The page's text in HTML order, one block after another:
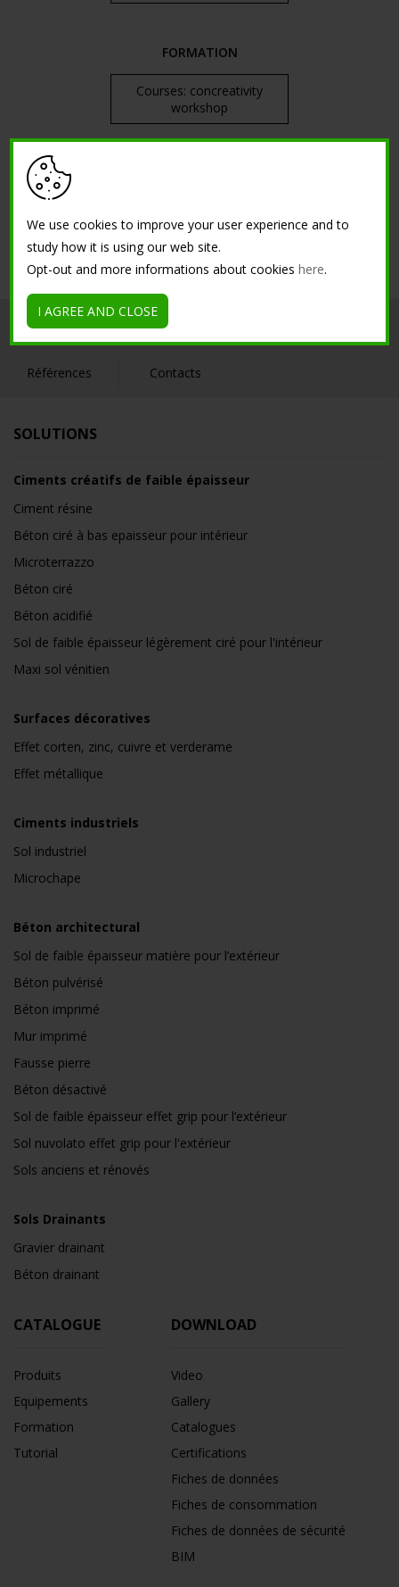
FORMATION
Courses: concreativity
workshop
Société Intérieur
Références Contacts
SOLUTIONS
Ciments créatifs de faible épaisseur
Ciment résine
Béton ciré à bas epaisseur pour intérieur
Microterrazzo
Béton ciré
Béton acidifié
Sol de faible épaisseur légèrement ciré pour l'intérieur
Maxi sol vénitien
Surfaces décoratives
Effet corten, zinc, cuivre et verderame
Effet métallique
Ciments industriels
Sol industriel
Microchape
Béton architectural
Sol de faible épaisseur matière pour l’extérieur
Béton pulvérisé
Béton imprimé
Mur imprimé
Fausse pierre
Béton désactivé
Sol de faible épaisseur effet grip pour l’extérieur
Sol nuvolato effet grip pour l'extérieur
Sols anciens et rénovés
Sols Drainants
Gravier drainant
Béton drainant
CATALOGUE
Produits
Equipements
Formation
Tutorial
DOWNLOAD
Video
Gallery
Catalogues
Certifications
Fiches de données
Fiches de consommation
Fiches de données de sécurité
BIM
We use cookies to improve your user experience and to
study how it is using our web site.
Opt-out and more informations about cookieshere.
I AGREE AND CLOSE